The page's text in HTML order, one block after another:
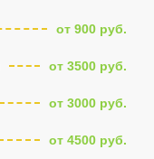
от 900 руб.
от 3500 руб.
от 3000 руб.
от 4500 руб.